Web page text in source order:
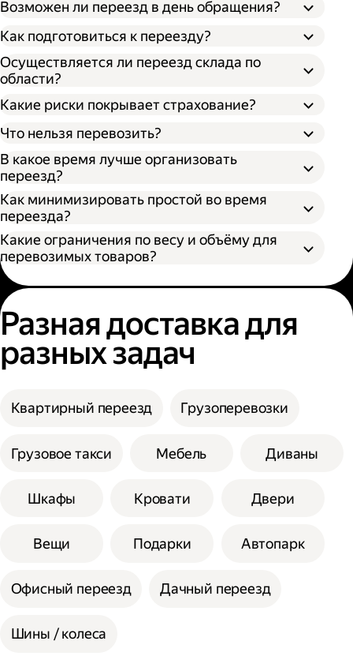
Возможен ли переезд в день обращения?
Как подготовиться к переезду?
Осуществляется ли переезд склада по
области?
Какие риски покрывает страхование?
Что нельзя перевозить?
В какое время лучше организовать
переезд?
Как минимизировать простой во время
переезда?
Какие ограничения по весу и объёму для
перевозимых товаров?
Разная доставка для
разных задач
Квартирный переезд Грузоперевозки
Грузовое такси Мебель Диваны
Шкафы Кровати Двери
Вещи Подарки Автопарк
Офисный переезд Дачный переезд
Шины / колеса